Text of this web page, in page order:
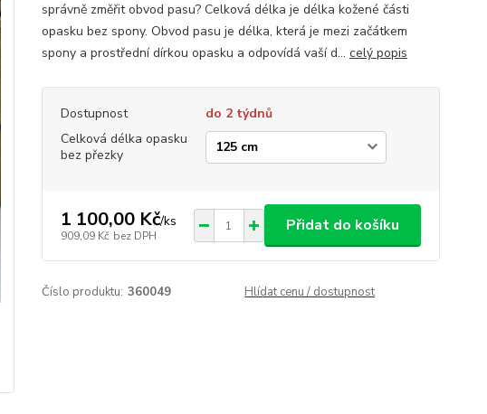
správně změřit obvod pasu? Celková délka je délka kožené části
opasku bez spony. Obvod pasu je délka, která je mezi začátkem
spony a prostřední dírkou opasku a odpovídá vaší d... celý popis
Dostupnost
do 2 týdnů
Celková délka opasku
bez přezky
1 100,00 Kč/ks
909,09 Kč bez DPH
Přidat do košíku
Číslo produktu: 360049 Hlídat cenu / dostupnost